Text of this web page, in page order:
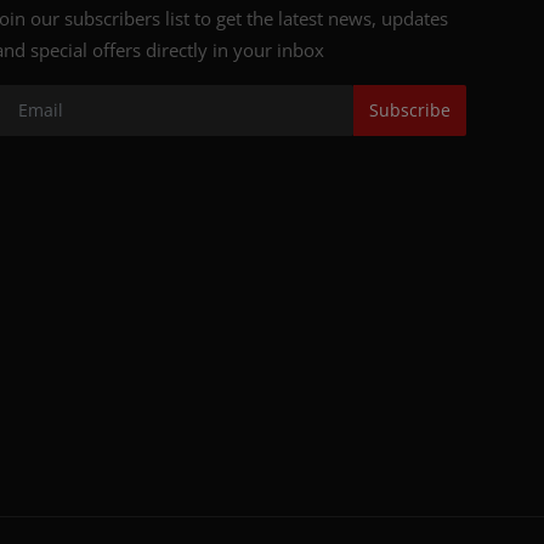
our subscribers list to get the latest news, updates
special offers directly in your inbox
Subscribe